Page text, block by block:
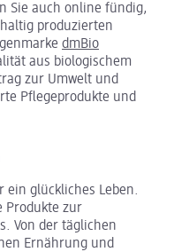
Sie auch online fündig,
produzierten
dmBio
aus biologischem
zur Umwelt und
Pflegeprodukte und
ein glückliches Leben.
Produkte zur
Von der täglichen
Ernährung und